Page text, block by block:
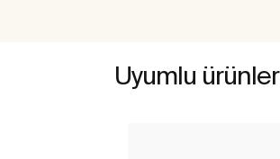
Uyumlu ürünler